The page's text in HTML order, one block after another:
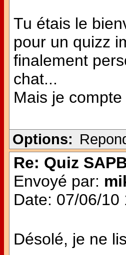
Tu étais le
pour un quizz
finalement
chat...
Mais je
Options:
Re: Quiz
Envoyé par:
Date: 07/06/10
Désolé, je ne